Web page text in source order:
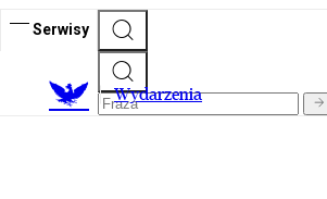
Serwisy
Wydarzenia